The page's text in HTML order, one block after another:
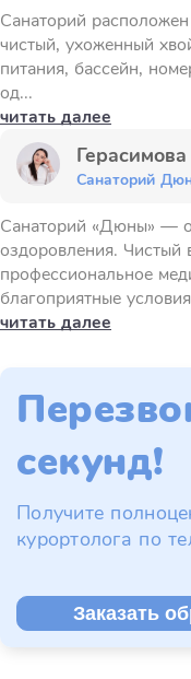
Санаторий
чистый, ухоженный
питания, бассейн,
од...
читать далее
Санаторий
Санаторий «Дюны» —
оздоровления. Чистый
профессиональное
благоприятные
читать далее
секунд!
Получите
курортолога по
Заказать